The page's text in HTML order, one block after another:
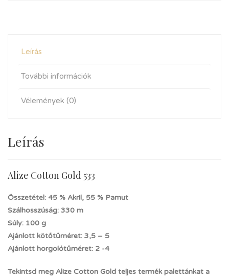
Leírás
További információk
Vélemények (0)
Leírás
Alize Cotton Gold 533
Összetétel: 45 % Akril, 55 % Pamut
Szálhosszúság: 330 m
Súly: 100 g
Ajánlott kötőtűméret: 3,5 – 5
Ajánlott horgolótűméret: 2 -4
Tekintsd meg Alize Cotton Gold teljes termék palettánkat a